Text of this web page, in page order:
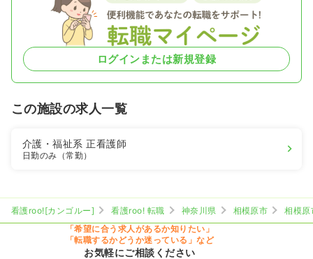
ログインまたは新規登録
この施設の求人一覧
介護・福祉系正看護師
日勤のみ（常勤）
看護roo![カンゴルー] 看護roo! 転職 神奈川県 相模原市
相模原
「希望に合う求人があるか知りたい」
「転職するかどうか迷っている」など
お気軽にご相談ください